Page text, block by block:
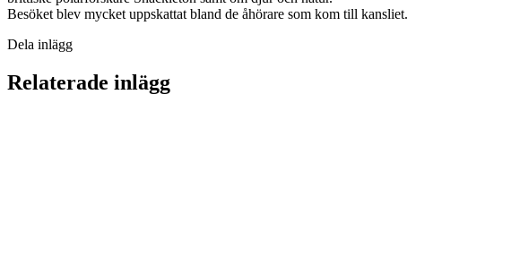
Besöket blev mycket uppskattat bland de åhörare som kom till kansliet.
Dela inlägg
Relaterade inlägg